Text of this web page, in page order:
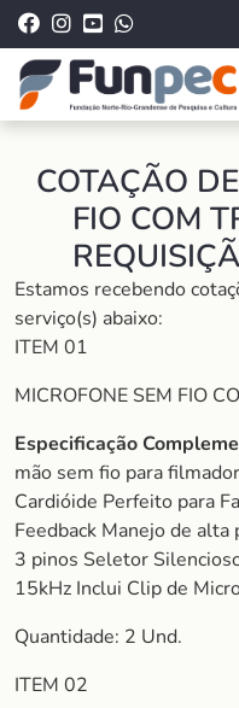
COTAÇÃO
FIO COM
Estamos recebendo
serviço(s) abaixo:
ITEM 01
MICROFONE SEM FIO
Especificação
mão sem fio para
Cardióide Perfeito para
Feedback Manejo de alta
3 pinos Seletor
15kHz Inclui Clip de
Quantidade: 2 Und.
ITEM 02